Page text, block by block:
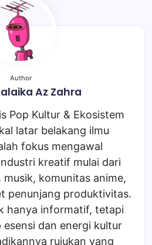
Author
Az Zahra
Pop Kultur & Ekosistem
latar belakang ilmu
fokus mengawal
kreatif mulai dari
musik, komunitas anime,
penunjang produktivitas.
hanya informatif, tetapi
esensi dan energi kultur
rujukan yang